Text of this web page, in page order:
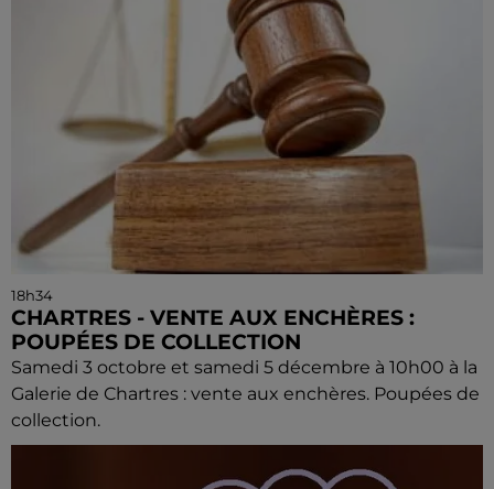
18h34
CHARTRES - VENTE AUX ENCHÈRES :
POUPÉES DE COLLECTION
Samedi 3 octobre et samedi 5 décembre à 10h00 à la
Galerie de Chartres : vente aux enchères. Poupées de
collection.